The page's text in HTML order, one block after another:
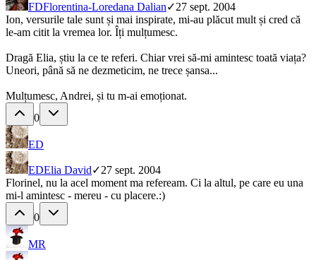
FDFlorentina-Loredana Dalian✓27 sept. 2004
Ion, versurile tale sunt și mai inspirate, mi-au plăcut mult și cred că
le-am citit la vremea lor. Îți mulțumesc.
Dragă Elia, știu la ce te referi. Chiar vrei să-mi amintesc toată viața?
Uneori, până să ne dezmeticim, ne trece șansa...
Mulțumesc, Andrei, și tu m-ai emoționat.
0
ED
EDElia David✓27 sept. 2004
Florinel, nu la acel moment ma refeream. Ci la altul, pe care eu una
mi-l amintesc - mereu - cu placere.:)
0
MR